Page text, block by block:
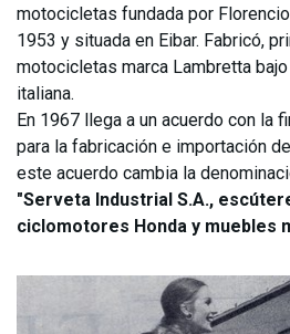
motocicletas fundada por
1953 y situada en Eibar. Fabricó,
motocicletas marca Lambretta
italiana.
En 1967 llega a un acuerdo con la
para la fabricación e importación
este acuerdo cambia la
"Serveta Industrial S.A.,
ciclomotores Honda y muebles